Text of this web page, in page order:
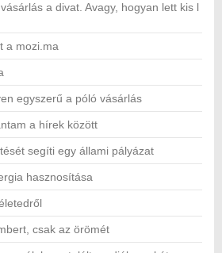
a divat. Avagy, hogyan lett kis l
a mozi.ma
egyszerű a póló vásárlás
a hírek között
segíti egy állami pályázat
hasznosítása
csak az örömét